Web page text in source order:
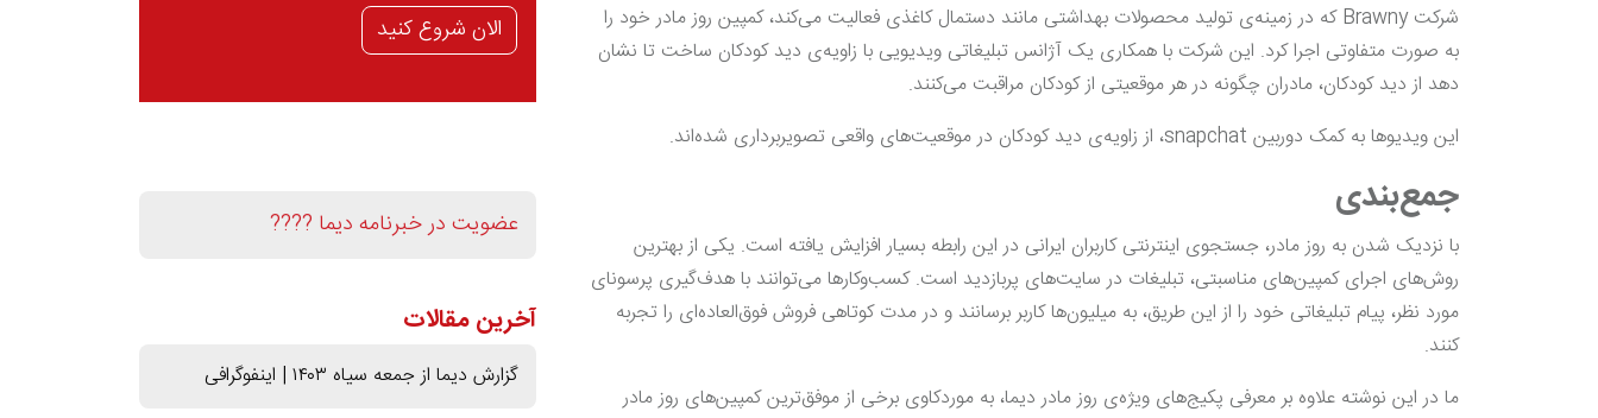
شرکت Brawny که در زمینه‌ی تولید محصولات بهداشتی مانند دستمال کاغذی فعالیت می‌کند، کمپین روز مادر خود را
به صورت متفاوتی اجرا کرد. این شرکت با همکاری یک آژانس تبلیغاتی ویدیویی با زاویه‌ی دید کودکان ساخت تا نشان
دهد از دید کودکان، مادران چگونه در هر موقعیتی از کودکان مراقبت می‌کنند.
این ویدیوها به کمک دوربین snapchat، از زاویه‌ی دید کودکان در موقعیت‌های واقعی تصویربرداری شده‌اند.
جمع‌بندی
با نزدیک شدن به روز مادر، جستجوی اینترنتی کاربران ایرانی در این رابطه بسیار افزایش یافته است. یکی از بهترین
روش‌های اجرای کمپین‌های مناسبتی، تبلیغات در سایت‌های پربازدید است. کسب‌وکارها می‌توانند با هدف‌گیری پرسونای
مورد نظر، پیام تبلیغاتی خود را از این طریق، به میلیون‌ها کاربر برسانند و در مدت کوتاهی فروش فوق‌العاده‌ای را تجربه
کنند.
ما در این نوشته علاوه بر معرفی پکیج‌های ویژه‌ی روز مادر دیما، به موردکاوی برخی از موفق‌ترین کمپین‌های روز مادر
الان شروع کنید
عضویت در خبرنامه دیما ????
آخرین مقالات
گزارش دیما از جمعه سیاه ۱۴۰۳ | اینفوگرافی